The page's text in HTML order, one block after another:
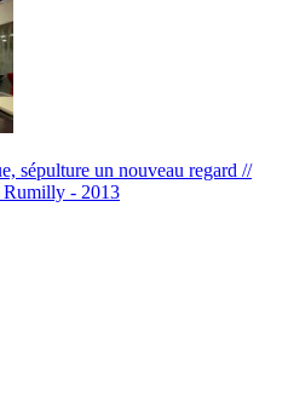
sépulture un nouveau regard //
- 2013